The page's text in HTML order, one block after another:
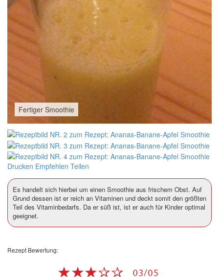
Fertiger Smoothie
Drucken Empfehlen Teilen
Es handelt sich hierbei um einen Smoothie aus frischem Obst. Auf
Grund dessen ist er reich an Vitaminen und deckt somit den größten
Teil des Vitaminbedarfs. Da er süß ist, ist er auch für Kinder optimal
geeignet.
Rezept Bewertung: